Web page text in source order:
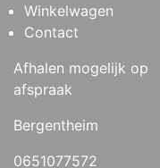
Winkelwagen
Contact
Afhalen mogelijk op
afspraak
Bergentheim
0651077572